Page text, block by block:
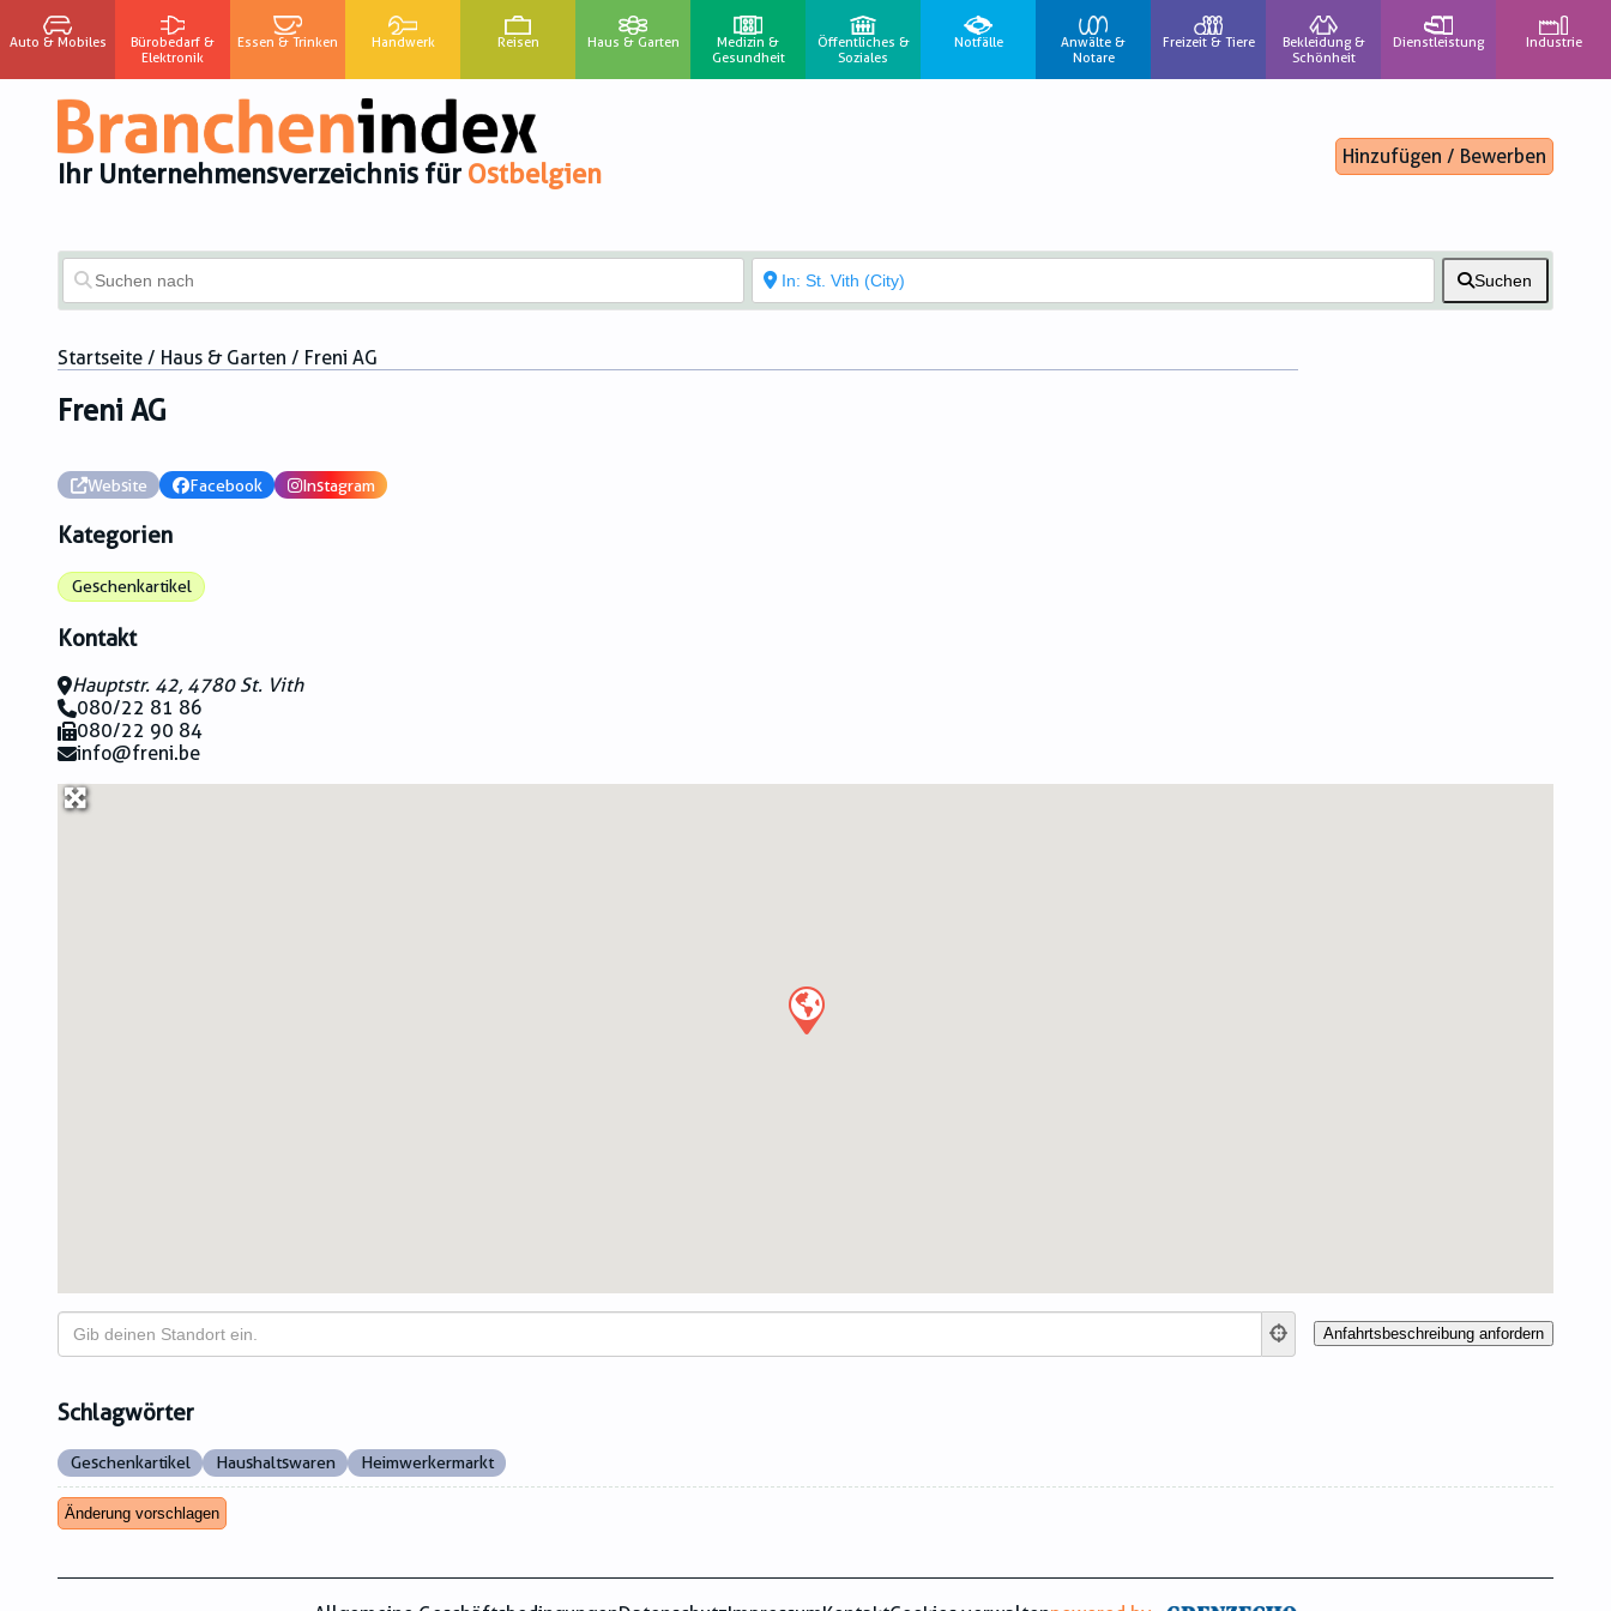
Auto & Mobiles
Bürobedarf &
Elektronik
Essen & Trinken Handwerk Reisen Haus & Garten
Medizin &
Gesundheit
Öffentliches &
Soziales
Notfälle
Anwälte &
Notare
Freizeit & Tiere
Bekleidung &
Schönheit
Dienstleistung Industrie
Ihr Unternehmensverzeichnis für Ostbelgien
Hinzufügen / Bewerben
Suchen
Startseite / Haus & Garten / Freni AG
Freni AG
Website Facebook Instagram
Kategorien
Geschenkartikel
Kontakt
Hauptstr. 42, 4780 St. Vith
080/22 81 86
080/22 90 84
info@freni.be
Schlagwörter
Geschenkartikel Haushaltswaren Heimwerkermarkt
Änderung vorschlagen